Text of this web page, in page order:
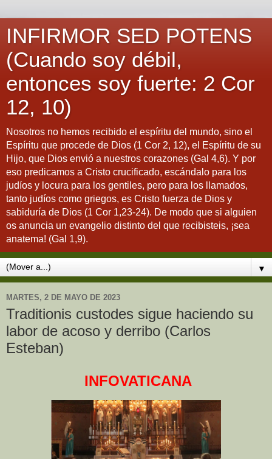
INFIRMOR SED POTENS
(Cuando soy débil,
entonces soy fuerte: 2 Cor
12, 10)
Nosotros no hemos recibido el espíritu del mundo, sino el
Espíritu que procede de Dios (1 Cor 2, 12), el Espíritu de su
Hijo, que Dios envió a nuestros corazones (Gal 4,6). Y por
eso predicamos a Cristo crucificado, escándalo para los
judíos y locura para los gentiles, pero para los llamados,
tanto judíos como griegos, es Cristo fuerza de Dios y
sabiduría de Dios (1 Cor 1,23-24). De modo que si alguien
os anuncia un evangelio distinto del que recibisteis, ¡sea
anatema! (Gal 1,9).
▼
MARTES, 2 DE MAYO DE 2023
Traditionis custodes sigue haciendo su
labor de acoso y derribo (Carlos
Esteban)
INFOVATICANA